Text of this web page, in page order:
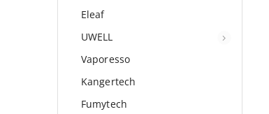
Eleaf
UWELL
Vaporesso
Kangertech
Fumytech